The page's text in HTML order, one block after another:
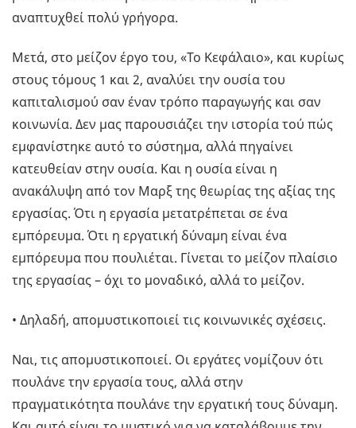
αναπτυχθεί πολύ γρήγορα.
Μετά, στο μείζον έργο του, «Το Κεφάλαιο», και κυρίως
στους τόμους 1 και 2, αναλύει την ουσία του
καπιταλισμού σαν έναν τρόπο παραγωγής και σαν
κοινωνία. Δεν μας παρουσιάζει την ιστορία τού πώς
εμφανίστηκε αυτό το σύστημα, αλλά πηγαίνει
κατευθείαν στην ουσία. Και η ουσία είναι η
ανακάλυψη από τον Μαρξ της θεωρίας της αξίας της
εργασίας. Ότι η εργασία μετατρέπεται σε ένα
εμπόρευμα. Ότι η εργατική δύναμη είναι ένα
εμπόρευμα που πουλιέται. Γίνεται το μείζον πλαίσιο
της εργασίας – όχι το μοναδικό, αλλά το μείζον.
• Δηλαδή, απομυστικοποιεί τις κοινωνικές σχέσεις.
Ναι, τις απομυστικοποιεί. Οι εργάτες νομίζουν ότι
πουλάνε την εργασία τους, αλλά στην
πραγματικότητα πουλάνε την εργατική τους δύναμη.